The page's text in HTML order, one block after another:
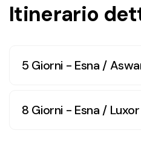
Itinerario
5 Giorni - Esna /
8 Giorni - Esna /